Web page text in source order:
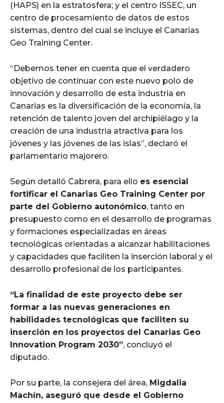
(HAPS) en la estratosfera; y el centro ISSEC, un
centro de procesamiento de datos de estos
sistemas, dentro del cual se incluye el Canarias
Geo Training Center.
“Debemos tener en cuenta que el verdadero
objetivo de continuar con este nuevo polo de
innovación y desarrollo de esta industria en
Canarias es la diversificación de la economía, la
retención de talento joven del archipiélago y la
creación de una industria atractiva para los
jóvenes y las jóvenes de las islas”, declaró el
parlamentario majorero.
Según detalló Cabrera, para ello es esencial
fortificar el Canarias Geo Training Center por
parte del Gobierno autonómico, tanto en
presupuesto como en el desarrollo de programas
y formaciones especializadas en áreas
tecnológicas orientadas a alcanzar habilitaciones
y capacidades que faciliten la inserción laboral y el
desarrollo profesional de los participantes.
“La finalidad de este proyecto debe ser
formar a las nuevas generaciones en
habilidades tecnológicas que faciliten su
inserción en los proyectos del Canarias Geo
Innovation Program 2030”, concluyó el
diputado.
Por su parte, la consejera del área, Migdalia
Machín, aseguró que desde el Gobierno